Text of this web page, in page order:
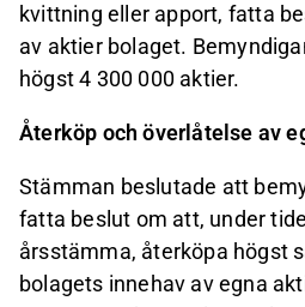
kvittning eller apport, fatta
av aktier bolaget.
högst 4 300 000 aktier.
Återköp och överlåtelse av
Stämman beslutade att
fatta beslut om att, under
årsstämma, återköpa högst
bolagets innehav av egna